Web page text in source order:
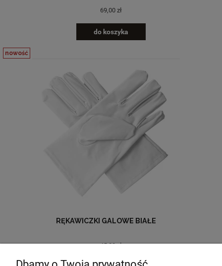
69,00 zł
do koszyka
RĘKAWICZKI GALOWE BIAŁE
45,00 zł
nowość